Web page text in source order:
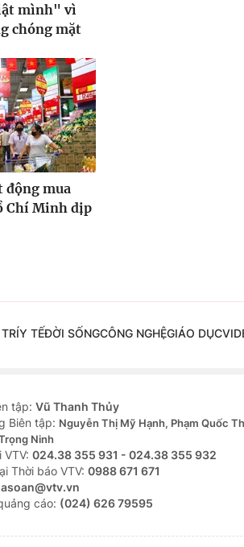
mình" vì
chóng mặt
động mua
Chí Minh dịp
Y TẾĐỜI SỐNGCÔNG NGHỆGIÁO DỤC
tập: Vũ Thanh Thủy
Biên tập: Nguyễn Thị Mỹ Hạnh, Phạm Quốc
Ninh
VTV: 024.38 355 931 - 024.38 355 932
Thời báo VTV: 0988 671 671
cáo: (024) 626 79595